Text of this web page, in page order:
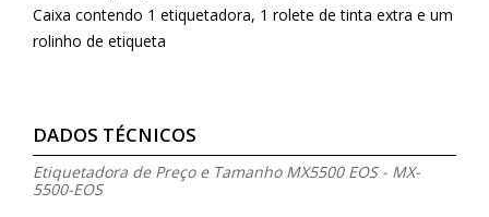
Caixa contendo 1 etiquetadora, 1 rolete de tinta extra e um
rolinho de etiqueta
DADOS TÉCNICOS
Etiquetadora de Preço e Tamanho MX5500 EOS - MX-
5500-EOS